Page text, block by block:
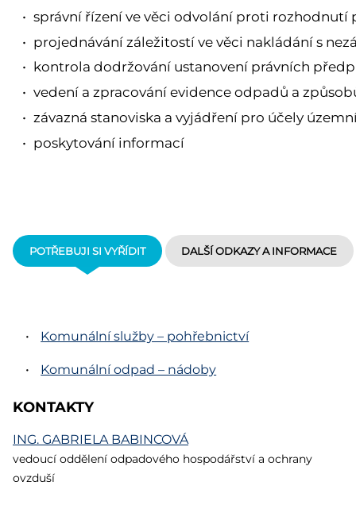
správní řízení ve věci odvolání proti rozhodnutí
projednávání záležitostí ve věci nakládání s
kontrola dodržování ustanovení právních
vedení a zpracování evidence odpadů a
závazná stanoviska a vyjádření pro účely
poskytování informací
POTŘEBUJI SI VYŘÍDIT DALŠÍ ODKAZY A INFORMACE
Komunální služby – pohřebnictví
Komunální odpad – nádoby
KONTAKTY
ING. GABRIELA BABINCOVÁ
vedoucí oddělení odpadového hospodářství a ochrany
ovzduší